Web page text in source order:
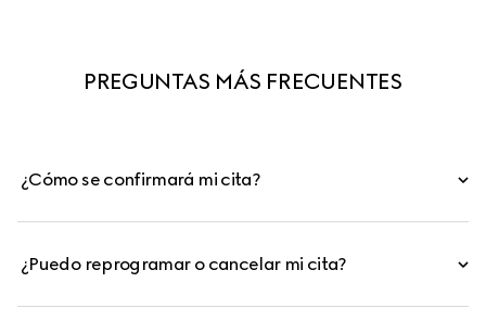
PREGUNTAS MÁS FRECUENTES
¿Cómo se confirmará mi cita?
¿Puedo reprogramar o cancelar mi cita?